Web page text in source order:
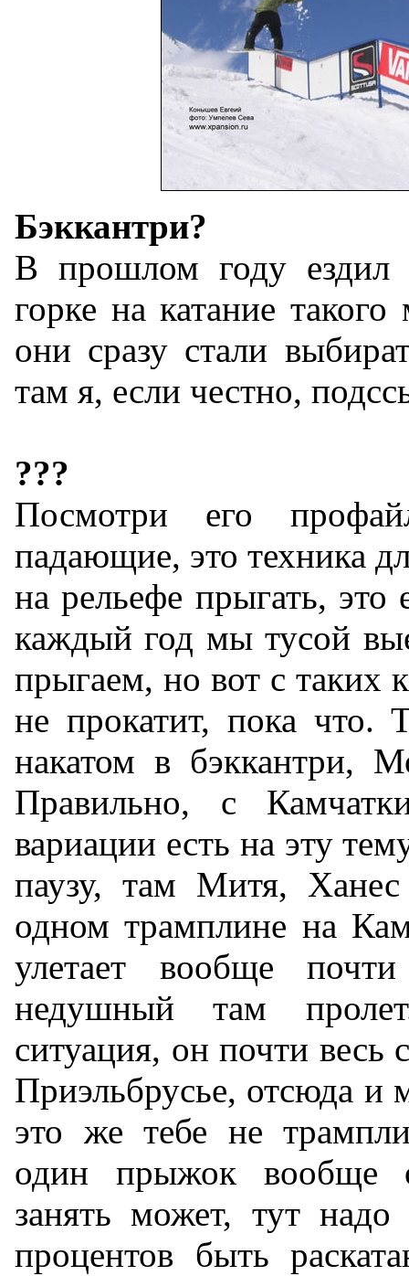
Бэккантри?
В прошлом году ездил
горке на катание
они сразу стали
там я, если честно,
???
Посмотри его
падающие, это техника
на рельефе прыгать,
каждый год мы тусой
прыгаем, но вот с таких
не прокатит, пока что.
накатом в бэккантри,
Правильно, с
вариации есть на эту
паузу, там Митя,
одном трамплине на
улетает вообще
недушный там
ситуация, он почти весь
Приэльбрусье, отсюда и
это же тебе не
один прыжок вообще
занять может, тут
процентов быть